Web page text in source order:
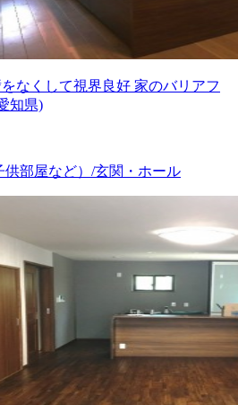
なくして視界良好 家のバリアフ
知県)
部屋など）/玄関・ホール